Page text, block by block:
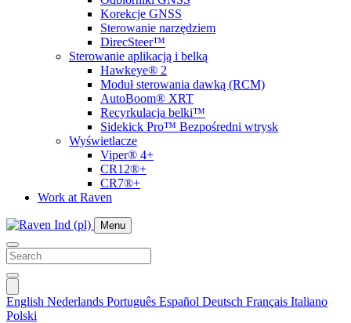
Korekcje GNSS
Sterowanie narzędziem
DirecSteer™
Sterowanie aplikacją i belką
Hawkeye® 2
Moduł sterowania dawką (RCM)
AutoBoom® XRT
Recyrkulacja belki™
Sidekick Pro™ Bezpośredni wtrysk
Wyświetlacze
Viper® 4+
CR12®+
CR7®+
Work at Raven
Menu
English Nederlands Português Español Deutsch Français Italiano
Polski